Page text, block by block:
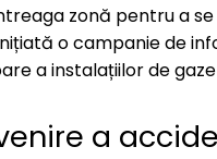
zonă pentru a
o campanie de
a instalațiilor de
a